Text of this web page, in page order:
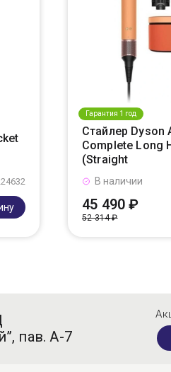
Гарантия 1 год
Стайлер Dyson
Complete Long
(Straight
В наличии
45 490 ₽
52 314 ₽
пав. А-7